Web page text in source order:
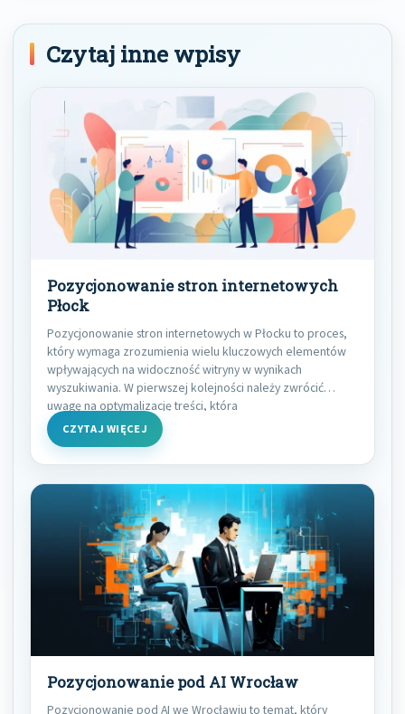
Czytaj inne wpisy
Pozycjonowanie stron internetowych
Płock
Pozycjonowanie stron internetowych w Płocku to proces,
który wymaga zrozumienia wielu kluczowych elementów
wpływających na widoczność witryny w wynikach
wyszukiwania. W pierwszej kolejności należy zwrócić
uwagę na optymalizację treści, która
CZYTAJ WIĘCEJ
Pozycjonowanie pod AI Wrocław
Pozycjonowanie pod AI we Wrocławiu to temat, który